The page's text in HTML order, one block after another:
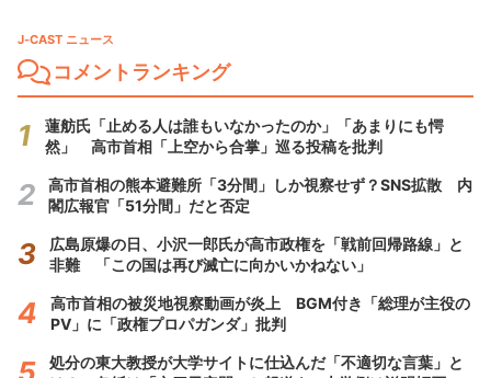
J-CAST ニュース
コメントランキング
蓮舫氏「止める人は誰もいなかったのか」「あまりにも愕
然」 高市首相「上空から合掌」巡る投稿を批判
高市首相の熊本避難所「3分間」しか視察せず？SNS拡散 内
閣広報官「51分間」だと否定
広島原爆の日、小沢一郎氏が高市政権を「戦前回帰路線」と
非難 「この国は再び滅亡に向かいかねない」
高市首相の被災地視察動画が炎上 BGM付き「総理が主役の
PV」に「政権プロパガンダ」批判
処分の東大教授が大学サイトに仕込んだ「不適切な言葉」と